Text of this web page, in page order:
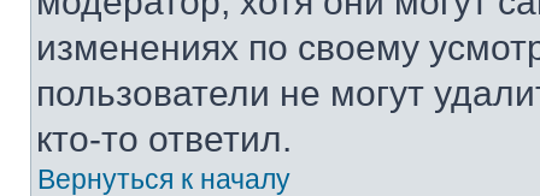
изменениях по своему
пользователи не могут
кто-то ответил.
Вернуться к началу